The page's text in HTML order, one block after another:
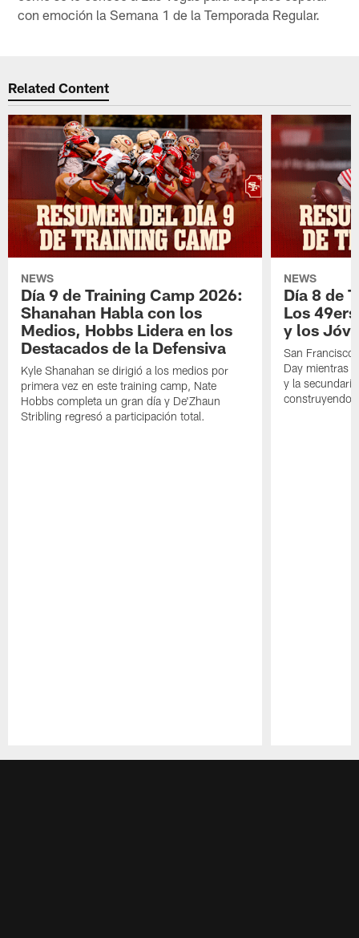
con emoción la Semana 1 de la Temporada Regular.
Related Content
NEWS
Día 9 de Training Camp 2026:
Shanahan Habla con los
Medios, Hobbs Lidera en los
Destacados de la Defensiva
Kyle Shanahan se dirigió a los medios por
primera vez en este training camp, Nate
Hobbs completa un gran día y De'Zhaun
Stribling regresó a participación total.
NEWS
Día 8 de
Los
y los
San
Day mientras
y la
construyendo